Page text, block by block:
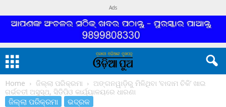
Ads
Home ଜିଲ୍ଲା ପରିକ୍ରମା
ଅଙ୍ଗନୱାଡ଼ିରୁ ମିଳିଥିବା ‘ବାଦାମ ଚିକି’ ଖାଇ
ଗର୍ଭବତୀ ଅସୁସ୍ଥ, ସିଡିପିଓ କାର୍ଯ୍ୟାଳୟରେ ଧାରଣା
ଜିଲ୍ଲା ପରିକ୍ରମା ଭଦ୍ରକ